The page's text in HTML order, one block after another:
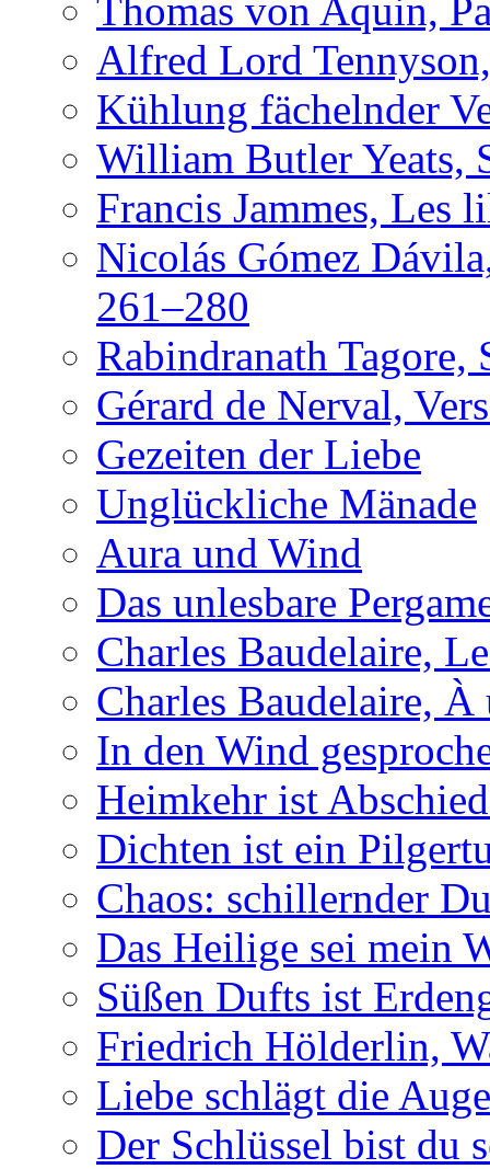
Thomas von Aquin,
Alfred Lord
Kühlung fächelnder
William Butler Yeats,
Francis Jammes, Les
Nicolás Gómez
261–280
Rabindranath
Gérard de Nerval,
Gezeiten der Liebe
Unglückliche Mänade
Aura und Wind
Das unlesbare
Charles Baudelaire,
Charles Baudelaire,
In den Wind
Heimkehr ist
Dichten ist ein
Chaos: schillernder
Das Heilige sei mein
Süßen Dufts ist
Friedrich Hölderlin,
Liebe schlägt die
Der Schlüssel bist du